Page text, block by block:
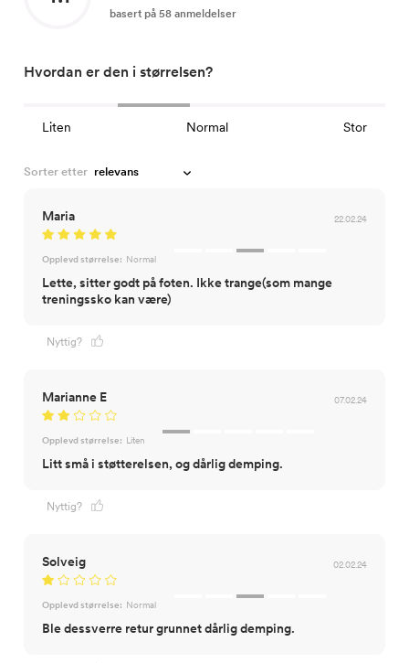
27.5
29
basert på 58 anmeldelser
Hvordan er den i størrelsen?
Liten Normal Stor
Sorter etter
Maria 22.02.24
Opplevd størrelse: Normal
Lette, sitter godt på foten. Ikke trange(som mange
treningssko kan være)
Nyttig?
Marianne E 07.02.24
Opplevd størrelse: Liten
Litt små i støtterelsen, og dårlig demping.
Nyttig?
Solveig 02.02.24
Opplevd størrelse: Normal
Ble dessverre retur grunnet dårlig demping.